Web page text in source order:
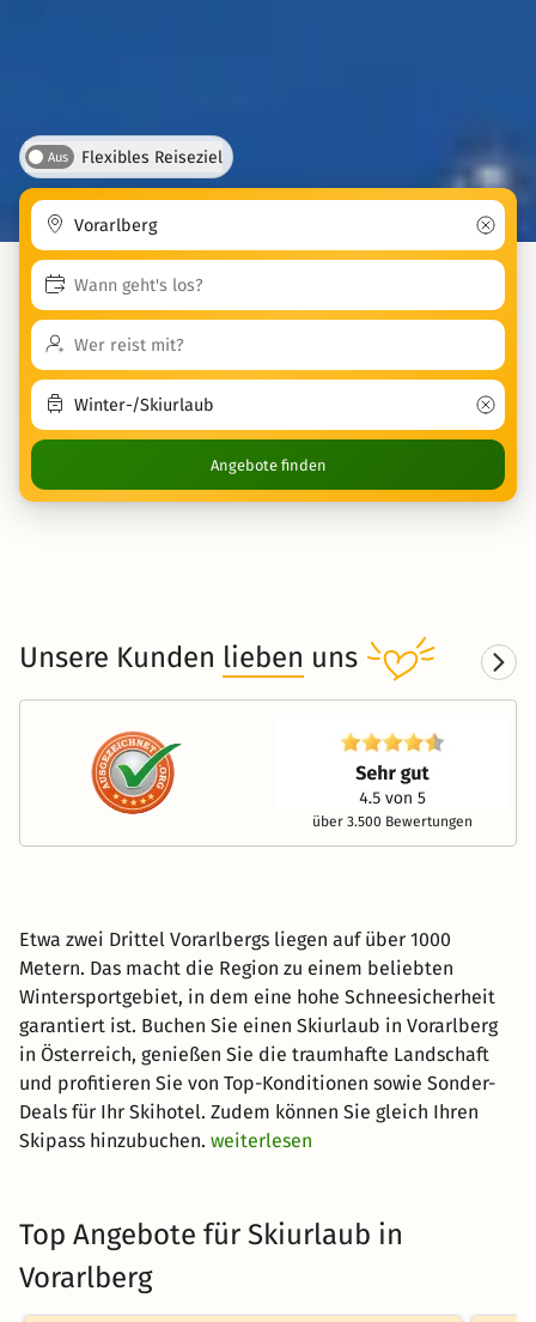
Aus Flexibles Reiseziel
Angebote finden
Unsere Kunden lieben uns
über 3.500 Bewertungen
Etwa zwei Drittel Vorarlbergs liegen auf über 1000
Metern. Das macht die Region zu einem beliebten
Wintersportgebiet, in dem eine hohe Schneesicherheit
garantiert ist. Buchen Sie einen Skiurlaub in Vorarlberg
in Österreich, genießen Sie die traumhafte Landschaft
und profitieren Sie von Top-Konditionen sowie Sonder-
Deals für Ihr Skihotel. Zudem können Sie gleich Ihren
Skipass hinzubuchen. weiterlesen
Top Angebote für Skiurlaub in
Vorarlberg